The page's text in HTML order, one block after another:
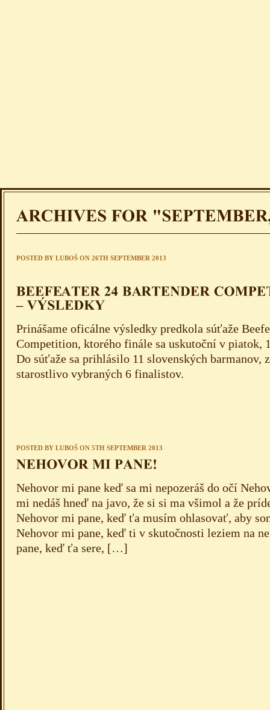
POSTED BY LUBOŠ ON 26TH SEPTEMBER 2013
Prinášame oficálne výsledky predkola súťaže
Competition, ktorého finále sa uskutoční v piatok,
Do súťaže sa prihlásilo 11 slovenských barmanov,
starostlivo vybraných 6 finalistov.
POSTED BY LUBOŠ ON 5TH SEPTEMBER 2013
Nehovor mi pane keď sa mi nepozeráš do očí
mi nedáš hneď na javo, že si si ma všimol a že
Nehovor mi pane, keď ťa musím ohlasovať, aby
Nehovor mi pane, keď ti v skutočnosti leziem na
pane, keď ťa sere, […]